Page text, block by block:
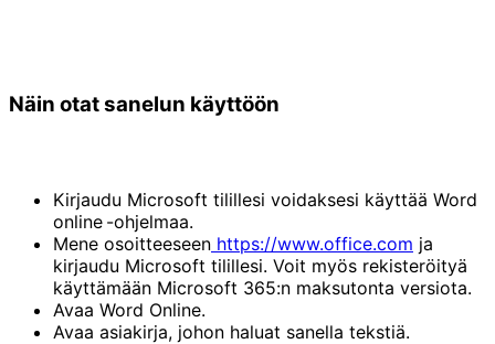
Näin otat sanelun käyttöön
Kirjaudu Microsoft tilillesi voidaksesi käyttää Word
online -ohjelmaa.
Mene osoitteeseen https://www.office.com ja
kirjaudu Microsoft tilillesi. Voit myös rekisteröityä
käyttämään Microsoft 365:n maksutonta versiota.
Avaa Word Online.
Avaa asiakirja, johon haluat sanella tekstiä.